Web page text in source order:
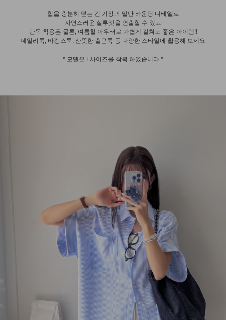
힙을 충분히 덮는 긴 기장과 밑단 라운딩 디테일로
자연스러운 실루엣을 연출할 수 있고
단독 착용은 물론, 여름철 아우터로 가볍게 걸쳐도 좋은 아이템!!
데일리룩, 바캉스룩, 산뜻한 출근룩 등 다양한 스타일에 활용해 보세요
* 모델은 F사이즈를 착복 하였습니다 *